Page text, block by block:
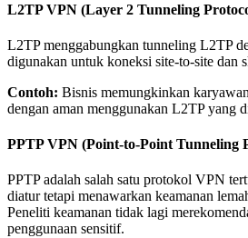
L2TP VPN (Layer 2 Tunneling
L2TP menggabungkan tunneling L2TP
digunakan untuk koneksi site-to-site dan
Contoh: Bisnis memungkinkan
dengan aman menggunakan L2TP yang
PPTP VPN (Point-to-Point Tunneling
PPTP adalah salah satu protokol VPN
diatur tetapi menawarkan keamanan
Peneliti keamanan tidak lagi
penggunaan sensitif.